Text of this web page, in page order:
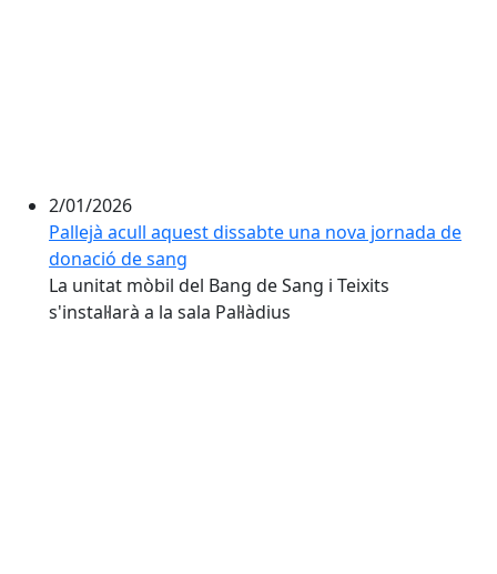
2/01/2026
Pallejà acull aquest dissabte una nova jornada de
donació de sang
La unitat mòbil del Bang de Sang i Teixits
s'instal·larà a la sala Pal·làdius